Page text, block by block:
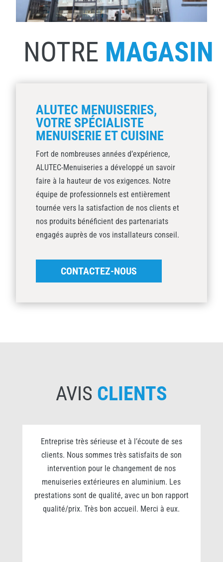
NOTRE MAGASIN
ALUTEC MENUISERIES,
VOTRE SPÉCIALISTE
MENUISERIE ET CUISINE
Fort de nombreuses années d’expérience,
ALUTEC-Menuiseries a développé un savoir
faire à la hauteur de vos exigences. Notre
équipe de professionnels est entièrement
tournée vers la satisfaction de nos clients et
nos produits bénéficient des partenariats
engagés auprès de vos installateurs conseil.
CONTACTEZ-NOUS
AVIS CLIENTS
Entreprise très sérieuse et à l’écoute de ses
clients. Nous sommes très satisfaits de son
intervention pour le changement de nos
menuiseries extérieures en aluminium. Les
prestations sont de qualité, avec un bon rapport
qualité/prix. Très bon accueil. Merci à eux.